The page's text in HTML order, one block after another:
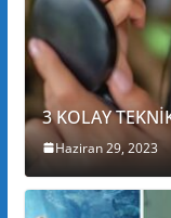
3 KOLAY
Haziran 29, 2023